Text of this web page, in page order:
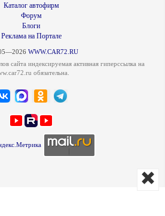
Каталог автофирм
Форум
Блоги
Реклама на Портале
WWW.CAR72.RU
сайта индексируемая активная гиперссылка на
обязательна.